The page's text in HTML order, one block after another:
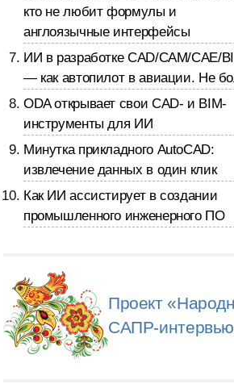
кто не любит формулы и
англоязычные интерфейсы
ИИ в разработке CAD/CAM/CAE/
— как автопилот в авиации. Не
ODA открывает свои CAD- и BIM-
инструменты для ИИ
Минутка прикладного AutoCAD:
извлечение данных в один клик
Как ИИ ассистирует в создании
промышленного инженерного ПО
Проект
САПР-